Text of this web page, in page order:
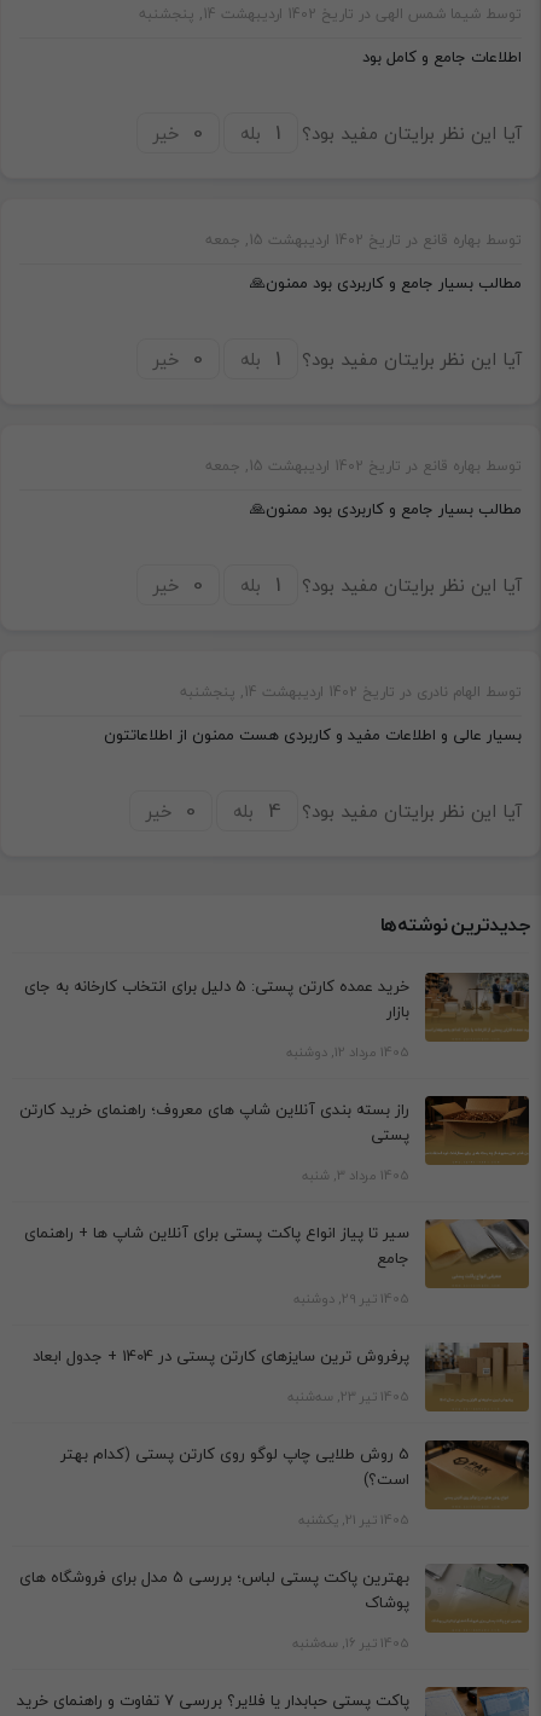
توسط شیما شمس الهی در تاریخ 1402 اردیبهشت 14, پنجشنبه
اطلاعات جامع و کامل بود
آیا این نظر برایتان مفید بود؟
توسط بهاره قانع در تاریخ 1402 اردیبهشت 15, جمعه
مطالب بسیار جامع و کاربردی بود ممنون🙏
آیا این نظر برایتان مفید بود؟
توسط بهاره قانع در تاریخ 1402 اردیبهشت 15, جمعه
مطالب بسیار جامع و کاربردی بود ممنون🙏
آیا این نظر برایتان مفید بود؟
توسط الهام نادری در تاریخ 1402 اردیبهشت 14, پنجشنبه
بسیار عالی و اطلاعات مفید و کاربردی هست ممنون از اطلاعاتتون
آیا این نظر برایتان مفید بود؟
جدیدترین نوشته‌ها
خرید عمده کارتن پستی: 5 دلیل برای انتخاب کارخانه به جای
بازار
1405 مرداد 12, دوشنبه
راز بسته بندی آنلاین شاپ های معروف؛ راهنمای خرید کارتن
پستی
1405 مرداد 3, شنبه
سیر تا پیاز انواع پاکت پستی برای آنلاین شاپ ها + راهنمای
جامع
1405 تیر 29, دوشنبه
پرفروش ترین سایزهای کارتن پستی در 1404 + جدول ابعاد
1405 تیر 23, سه‌شنبه
5 روش طلایی چاپ لوگو روی کارتن پستی (کدام بهتر
است؟)
1405 تیر 21, یکشنبه
بهترین پاکت پستی لباس؛ بررسی 5 مدل برای فروشگاه های
پوشاک
1405 تیر 16, سه‌شنبه
پاکت پستی حبابدار یا فلایر؟ بررسی 7 تفاوت و راهنمای خرید